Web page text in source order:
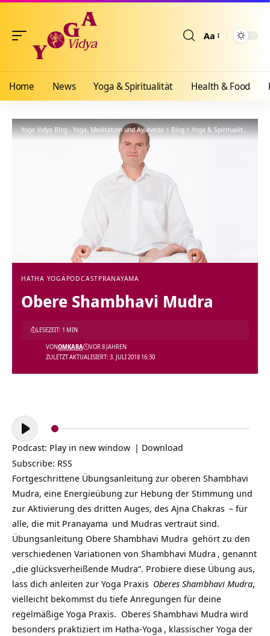
Aa
Home News Yoga & Spiritualität Health & Food
Yoga Vidya Blog - Yoga, Meditation und Ayurveda>Blog>Yoga & Spiritualität >
HATHA YOGAPODCASTPRANAYAMA
Obere Shambhavi Mudra
ZULETZT AKTUALISIERT: 3. JULI 2018 16:30
VONOMKARA VOR 8 JAHREN
LESEZEIT: 1 MIN
Audio-
Player
Podcast: Play in new window | Download
Subscribe: RSS
Fortgeschrittene Übungsanleitung zur oberen Shambhavi
Mudra, eine Energieübung zur Hebung der Stimmung und
zur Aktivierung des dritten Auges, des Ajna Chakras – für
alle, die mit Pranayama und Mudras vertraut sind.
Übungsanleitung Obere Shambhavi Mudra gehört zu den
verschiedenen Variationen von Shambhavi Mudra , genannt
„die glücksverheißende Mudra“. Probiere diese Übung aus,
lass dich anleiten zur Yoga Praxis Oberes Shambhavi Mudra,
vielleicht bekommst du tiefe Anregungen für deine
regelmäßige Yoga Praxis. Oberes Shambhavi Mudra wird
besonders praktiziert im Hatha-Yoga , klassischer Yoga der